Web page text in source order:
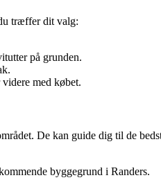
træffer dit valg:
på grunden.
med købet.
De kan guide dig til de
byggegrund i Randers.